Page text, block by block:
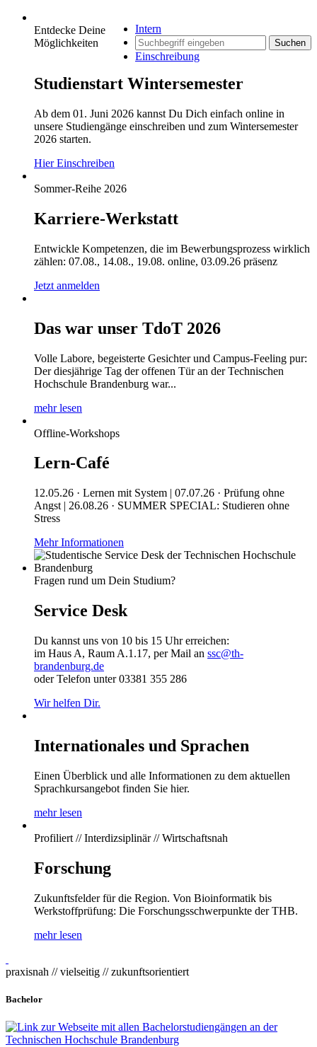
Intern
Suchen
Einschreibung
Entdecke Deine
Möglichkeiten
Studienstart Wintersemester
Ab dem 01. Juni 2026 kannst Du Dich einfach online in
unsere Studiengänge einschreiben und zum Wintersemester
2026 starten.
Hier Einschreiben
Sommer-Reihe 2026
Karriere-Werkstatt
Entwickle Kompetenzen, die im Bewerbungsprozess wirklich
zählen: 07.08., 14.08., 19.08. online, 03.09.26 präsenz
Jetzt anmelden
Das war unser TdoT 2026
Volle Labore, begeisterte Gesichter und Campus-Feeling pur:
Der diesjährige Tag der offenen Tür an der Technischen
Hochschule Brandenburg war...
mehr lesen
Offline-Workshops
Lern-Café
12.05.26 · Lernen mit System | 07.07.26 · Prüfung ohne
Angst | 26.08.26 · SUMMER SPECIAL: Studieren ohne
Stress
Mehr Informationen
Fragen rund um Dein Studium?
Service Desk
Du kannst uns von 10 bis 15 Uhr erreichen:
im Haus A, Raum A.1.17, per Mail an ssc@th-
brandenburg.de
oder Telefon unter 03381 355 286
Wir helfen Dir.
Internationales und Sprachen
Einen Überblick und alle Informationen zu dem aktuellen
Sprachkursangebot finden Sie hier.
mehr lesen
Profiliert // Interdizsiplinär // Wirtschaftsnah
Forschung
Zukunftsfelder für die Region. Von Bioinformatik bis
Werkstoffprüfung: Die Forschungsschwerpunkte der THB.
mehr lesen
praxisnah // vielseitig // zukunftsorientiert
Bachelor